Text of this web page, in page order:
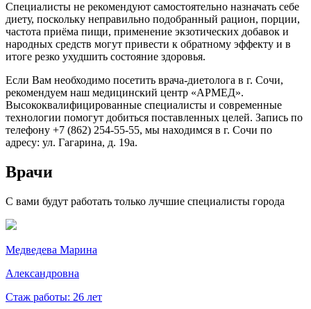
Специалисты не рекомендуют самостоятельно назначать себе
диету, поскольку неправильно подобранный рацион, порции,
частота приёма пищи, применение экзотических добавок и
народных средств могут привести к обратному эффекту и в
итоге резко ухудшить состояние здоровья.
Если Вам необходимо посетить врача-диетолога в г. Сочи,
рекомендуем наш медицинский центр «АРМЕД».
Высококвалифицированные специалисты и современные
технологии помогут добиться поставленных целей. Запись по
телефону +7 (862) 254-55-55, мы находимся в г. Сочи по
адресу: ул. Гагарина, д. 19а.
Врачи
С вами будут работать только лучшие специалисты города
Медведева Марина
Александровна
Стаж работы: 26 лет